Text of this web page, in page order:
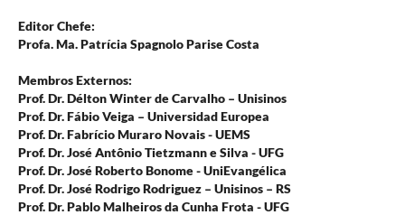
Editor Chefe:
Profa. Ma. Patrícia Spagnolo Parise Costa
Membros Externos:
Prof. Dr. Délton Winter de Carvalho – Unisinos
Prof. Dr. Fábio Veiga – Universidad Europea
Prof. Dr. Fabrício Muraro Novais - UEMS
Prof. Dr. José Antônio Tietzmann e Silva - UFG
Prof. Dr. José Roberto Bonome - UniEvangélica
Prof. Dr. José Rodrigo Rodriguez – Unisinos – RS
Prof. Dr. Pablo Malheiros da Cunha Frota - UFG